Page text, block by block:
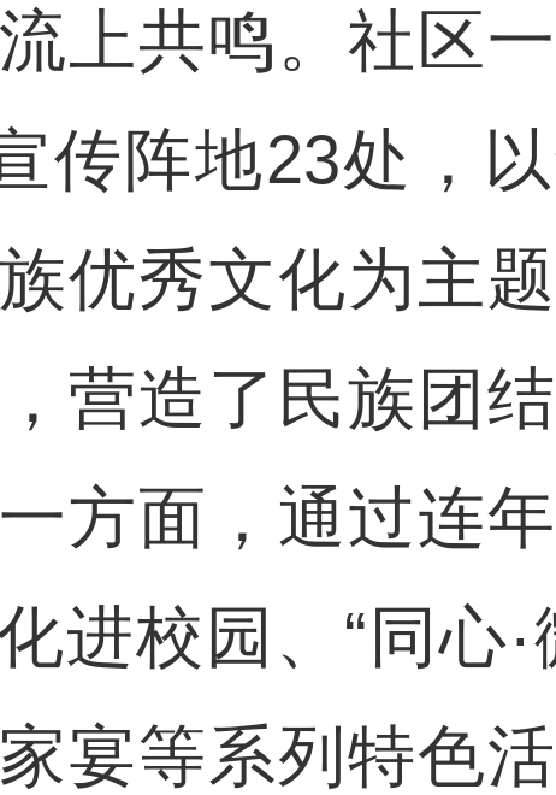
共鸣。社区一
传阵地23处，
优秀文化为主
营造了民族团
方面，通过连
进校园、“同心·
宴等系列特色